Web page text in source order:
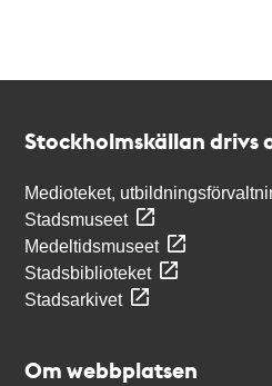
Stockholmskällan drivs
Medioteket,
Stadsmuseet
Medeltidsmuseet
Stadsbiblioteket
Stadsarkivet
Om webbplatsen